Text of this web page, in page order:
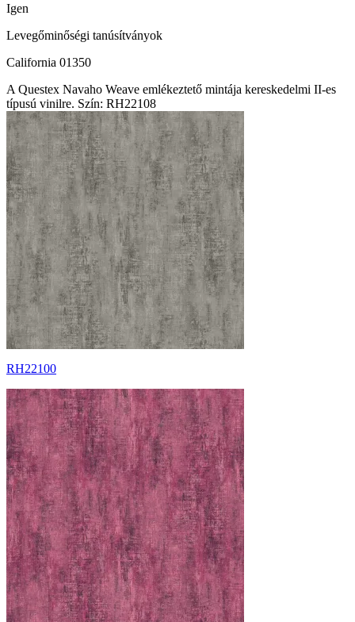
Igen
Levegőminőségi tanúsítványok
California 01350
A Questex Navaho Weave emlékeztető mintája kereskedelmi II-es
típusú vinilre. Szín: RH22108
RH22100